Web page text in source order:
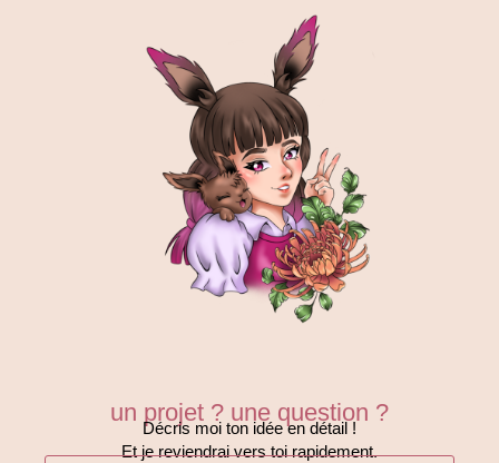
un projet ? une question ?
Décris moi ton idée en détail !
Et je reviendrai vers toi rapidement.